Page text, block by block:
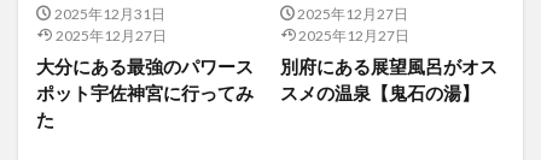
2025年12月31日
2025年12月27日
大分にある最強のパワース
ポット宇佐神宮に行ってみ
た
2025年12月27日
2025年12月27日
別府にある展望風呂がオス
スメの温泉【鬼石の湯】